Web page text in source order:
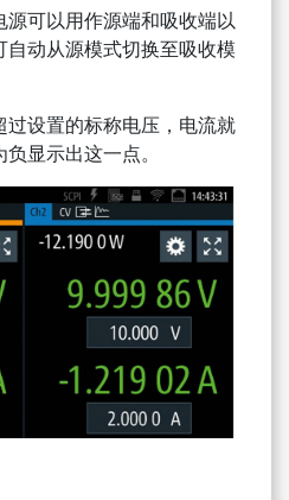
可以用作源端和吸收端以
动从源模式切换至吸收模
过设置的标称电压，电流就
显示出这一点。